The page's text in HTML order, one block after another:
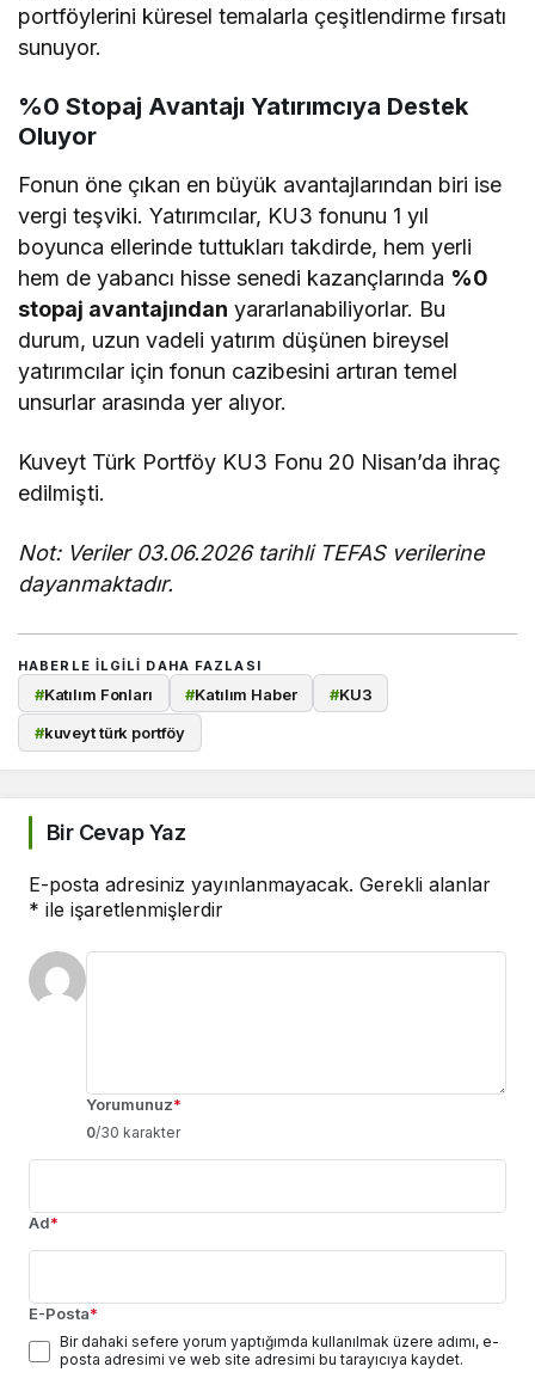
portföylerini küresel temalarla çeşitlendirme fırsatı
sunuyor.
​%0 Stopaj Avantajı Yatırımcıya Destek
Oluyor
​Fonun öne çıkan en büyük avantajlarından biri ise
vergi teşviki. Yatırımcılar, KU3 fonunu 1 yıl
boyunca ellerinde tuttukları takdirde, hem yerli
hem de yabancı hisse senedi kazançlarında %0
stopaj avantajından yararlanabiliyorlar. Bu
durum, uzun vadeli yatırım düşünen bireysel
yatırımcılar için fonun cazibesini artıran temel
unsurlar arasında yer alıyor.
​Kuveyt Türk Portföy KU3 Fonu 20 Nisan’da ihraç
edilmişti.
Not: Veriler 03.06.2026 tarihli TEFAS verilerine
dayanmaktadır.
HABERLE ILGILI DAHA FAZLASI
#Katılım Fonları #Katılım Haber #KU3
#kuveyt türk portföy
Bir Cevap Yaz
E-posta adresiniz yayınlanmayacak. Gerekli alanlar
* ile işaretlenmişlerdir
Yorumunuz*
0/30 karakter
Ad*
E-Posta*
Bir dahaki sefere yorum yaptığımda kullanılmak üzere adımı, e-
posta adresimi ve web site adresimi bu tarayıcıya kaydet.